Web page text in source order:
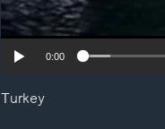
0:00
Turkey